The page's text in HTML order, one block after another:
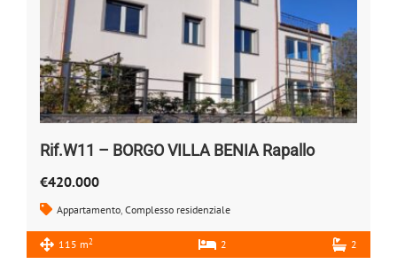
Rif.W11 – BORGO VILLA BENIA Rapallo
€420.000
Appartamento, Complesso residenziale
115 m2 2 2